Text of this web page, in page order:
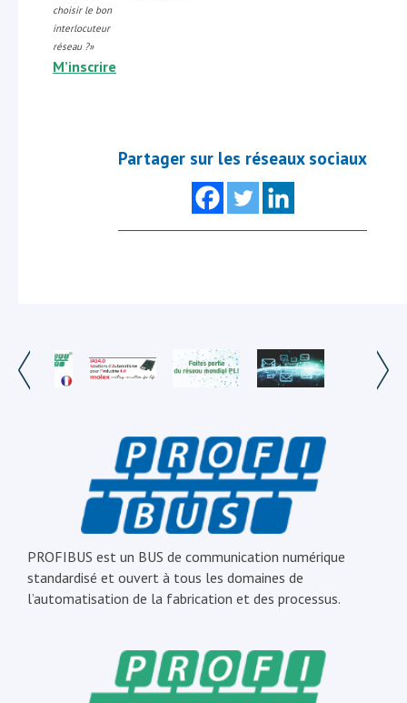
choisir le bon
interlocuteur
réseau ?»
M’inscrire
Partager sur les réseaux sociaux
PROFIBUS est un BUS de communication numérique
standardisé et ouvert à tous les domaines de
l’automatisation de la fabrication et des processus.